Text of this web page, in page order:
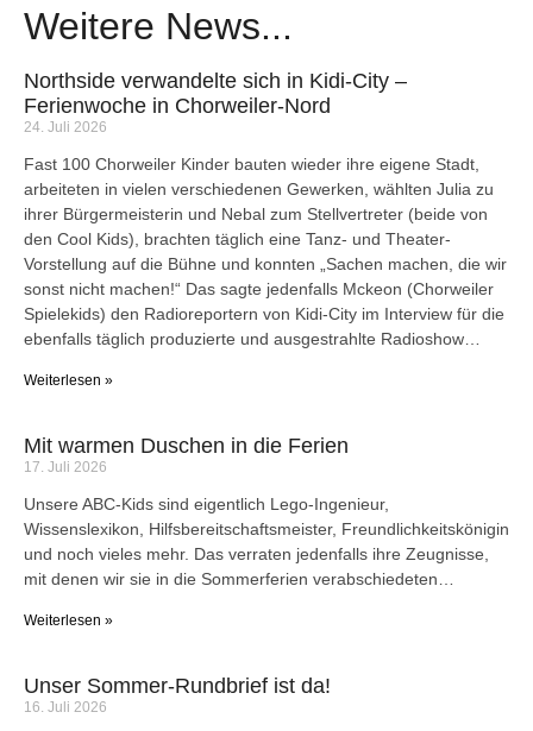
Weitere News...
Northside verwandelte sich in Kidi-City –
Ferienwoche in Chorweiler-Nord
24. Juli 2026
Fast 100 Chorweiler Kinder bauten wieder ihre eigene Stadt,
arbeiteten in vielen verschiedenen Gewerken, wählten Julia zu
ihrer Bürgermeisterin und Nebal zum Stellvertreter (beide von
den Cool Kids), brachten täglich eine Tanz- und Theater-
Vorstellung auf die Bühne und konnten „Sachen machen, die wir
sonst nicht machen!“ Das sagte jedenfalls Mckeon (Chorweiler
Spielekids) den Radioreportern von Kidi-City im Interview für die
ebenfalls täglich produzierte und ausgestrahlte Radioshow…
Weiterlesen »
Mit warmen Duschen in die Ferien
17. Juli 2026
Unsere ABC-Kids sind eigentlich Lego-Ingenieur,
Wissenslexikon, Hilfsbereitschaftsmeister, Freundlichkeitskönigin
und noch vieles mehr. Das verraten jedenfalls ihre Zeugnisse,
mit denen wir sie in die Sommerferien verabschiedeten…
Weiterlesen »
Unser Sommer-Rundbrief ist da!
16. Juli 2026